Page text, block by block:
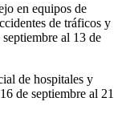
en equipos de
de tráficos y
al 13 de
de hospitales y
de septiembre al 21